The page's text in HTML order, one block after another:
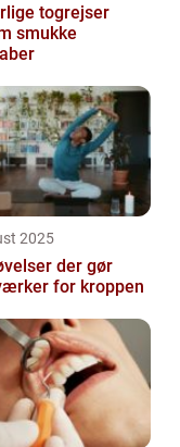
togrejser
smukke
2025
der gør
for kroppen